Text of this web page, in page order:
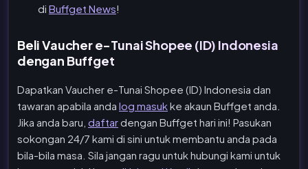
di Buffget News!
Beli Vaucher e-Tunai Shopee (ID) Indonesia
dengan Buffget
Dapatkan Vaucher e-Tunai Shopee (ID) Indonesia dan
tawaran apabila anda log masukke akaun Buffget anda.
Jika anda baru, daftardengan Buffget hari ini! Pasukan
sokongan 24/7 kami di sini untuk membantu anda pada
bila-bila masa. Sila jangan ragu untuk hubungi kami untuk